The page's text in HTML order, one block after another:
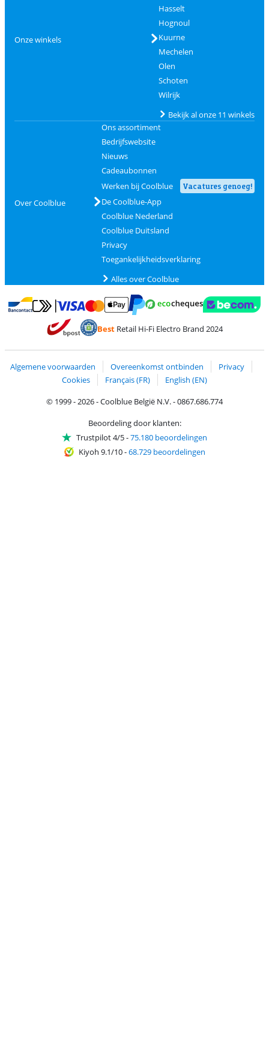
Onze winkels
Hasselt
Hognoul
Kuurne
Mechelen
Olen
Schoten
Wilrijk
Bekijk al onze 11 winkels
Over Coolblue
Ons assortiment
Bedrijfswebsite
Nieuws
Cadeaubonnen
Werken bij Coolblue
Vacatures genoeg!
De Coolblue-App
Coolblue Nederland
Coolblue Duitsland
Privacy
Toegankelijkheidsverklaring
Alles over Coolblue
Betalen met Bancontact
Betalen met MasterCard en Visa via ClickToPay
BestRetail Hi-Fi Electro Brand 2024
Algemene voorwaarden Overeenkomst ontbinden
Privacy
Cookies
Français (FR)
English (EN)
© 1999 - 2026 - Coolblue België N.V. - 0867.686.774
Beoordeling door klanten:
Trustpilot 4/5-75.180 beoordelingen
Kiyoh 9.1/10-68.729 beoordelingen